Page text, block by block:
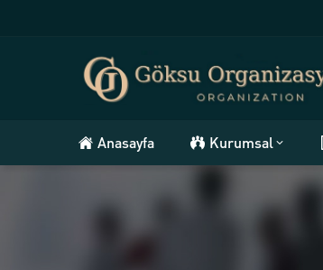
Anasayfa Kurumsal